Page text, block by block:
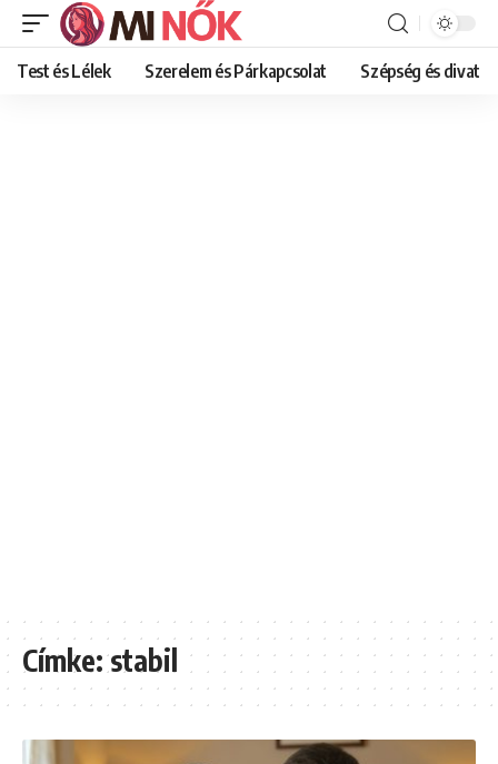
Test és Lélek Szerelem és Párkapcsolat Szépség és divat
Címke:stabil